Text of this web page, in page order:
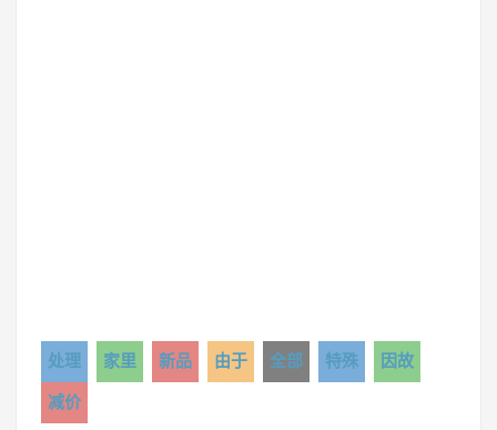
处理 家里 新品 由于 全部 特殊 因故
减价